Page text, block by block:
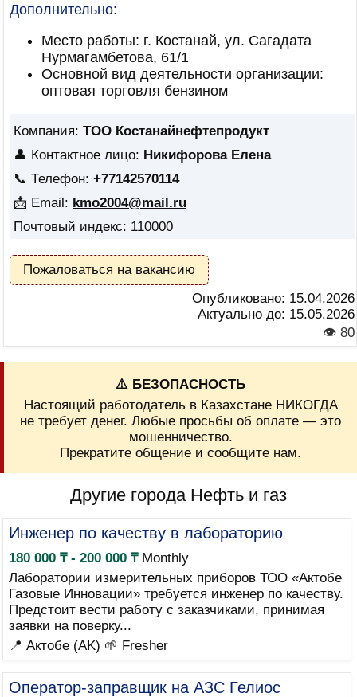
Дополнительно:
Место работы: г. Костанай, ул. Сагадата
Нурмагамбетова, 61/1
Основной вид деятельности организации:
оптовая торговля бензином
Компания: ТОО Костанайнефтепродукт
👤 Контактное лицо: Никифорова Елена
📞 Телефон: +77142570114
📩 Email: kmo2004@mail.ru
Почтовый индекс: 110000
Пожаловаться на вакансию
Опубликовано: 15.04.2026
Актуально до: 15.05.2026
👁 80
⚠️ БЕЗОПАСНОСТЬ
Настоящий работодатель в Казахстане НИКОГДА
не требует денег. Любые просьбы об оплате — это
мошенничество.
Прекратите общение и сообщите нам.
Другие города Нефть и газ
Инженер по качеству в лабораторию
180 000 ₸ - 200 000 ₸Monthly
Лаборатории измерительных приборов ТОО «Актобе
Газовые Инновации» требуется инженер по качеству.
Предстоит вести работу с заказчиками, принимая
заявки на поверку...
📍 Актобе (AK) 🌱 Fresher
Оператор-заправщик на АЗС Гелиос